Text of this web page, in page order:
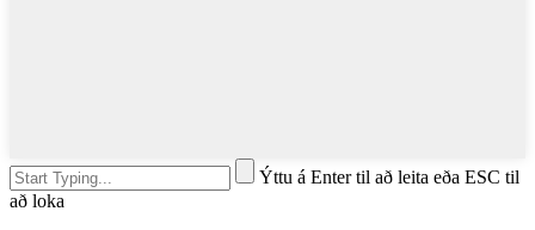
Ýttu á Enter til að leita eða ESC til
að loka